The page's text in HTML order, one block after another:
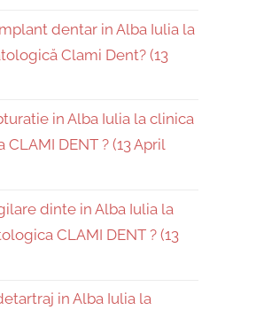
dentar in Alba Iulia la
Clami Dent? (13
in Alba Iulia la clinica
DENT ? (13 April
dinte in Alba Iulia la
CLAMI DENT ? (13
in Alba Iulia la